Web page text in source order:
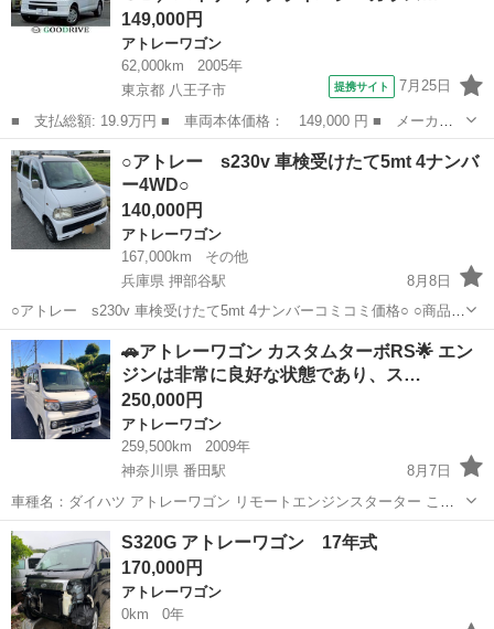
149,000円
アトレーワゴン
62,000km
2005年
東京都 八王子市
提携サイト 7月25日
■ 支払総額: 19.9万円 ■ 車両本体価格： 149,000 円 ■ メーカー
名： ダイハツ ■ 車種名： アトレーワゴン ■ グレード名： Ｃ
Ｘ オーディオ／ＣＤ／バイザー／プライバシーガラス／パワーウィ
ンドウ ■ ...
東京 八王子市
○アトレー s230v 車検受けたて5mt 4ナンバ
ー4WD○
140,000円
アトレーワゴン
167,000km
その他
兵庫県 押部谷駅
8月8日
○アトレー s230v 車検受けたて5mt 4ナンバーコミコミ価格○ ○商品紹
介○ アトレー s230v 車検受けたてになります。 4ナンバーバンにな
りますが、バンにしては装備多いかなと思います。 パワーウインド、
キーレス、...
兵庫 神戸市 押部谷駅 アトレーワゴン アトレー
🚗アトレーワゴン カスタムターボRS🌟 エン
ジンは非常に良好な状態であり、ス…
250,000円
アトレーワゴン
259,500km
2009年
神奈川県 番田駅
8月7日
車種名：ダイハツ アトレーワゴン リモートエンジンスターター この
車両は外部から遠隔操作で始動できる。 グレード：アトレーワゴン カ
スタムターボRS 色：パール 年式：2009年12月 車検満了日：2026年
11月 ...
愛甲郡 アトレーワゴン
S320G アトレーワゴン 17年式
170,000円
アトレーワゴン
0km
0年